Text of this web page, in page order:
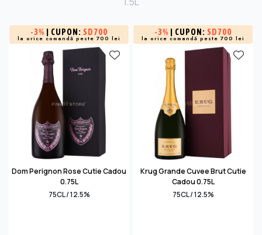
-3% | CUPON: SD700
la orice comandă peste 700 lei
Dom Perignon Rose Cutie Cadou
0.75L
75CL / 12.5%
-3% | CUPON: SD700
la orice comandă peste 700 lei
Krug Grande Cuvee Brut Cutie
Cadou 0.75L
75CL / 12.5%